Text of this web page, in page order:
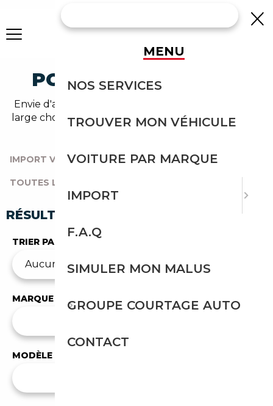
PORSCHE OCCASION
Envie d'acheter une porsche au meilleur prix ? Un
large choix de véhicules d'occasion vous attend sur
IMPORT VOITURE | TOUTES LES MARQUES
TOUTES LES OCCASIONS
RÉSULTATS DE VOTRE RECHERCHE
TRIER PAR
MARQUE
MODÈLE
MENU
NOS SERVICES
TROUVER MON VÉHICULE
VOITURE PAR MARQUE
IMPORT
F.A.Q
SIMULER MON MALUS
GROUPE COURTAGE AUTO
CONTACT